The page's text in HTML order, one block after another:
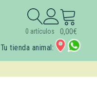
Tu tienda animal:
Buscar:
0,00€
0 artículos